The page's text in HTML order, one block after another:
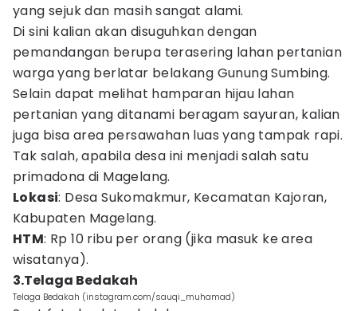
yang sejuk dan masih sangat alami.
Di sini kalian akan disuguhkan dengan
pemandangan berupa terasering lahan pertanian
warga yang berlatar belakang Gunung Sumbing.
Selain dapat melihat hamparan hijau lahan
pertanian yang ditanami beragam sayuran, kalian
juga bisa area persawahan luas yang tampak rapi.
Tak salah, apabila desa ini menjadi salah satu
primadona di Magelang.
Lokasi: Desa Sukomakmur, Kecamatan Kajoran,
Kabupaten Magelang.
HTM: Rp 10 ribu per orang (jika masuk ke area
wisatanya).
3.Telaga Bedakah
Telaga Bedakah (instagram.com/sauqi_muhamad)